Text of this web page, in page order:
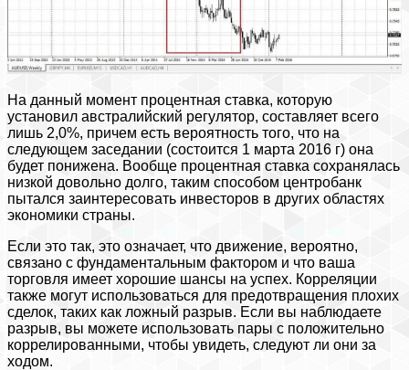
На данный момент процентная ставка, которую
установил австралийский регулятор, составляет всего
лишь 2,0%, причем есть вероятность того, что на
следующем заседании (состоится 1 марта 2016 г) она
будет понижена. Вообще процентная ставка сохранялась
низкой довольно долго, таким способом центробанк
пытался заинтересовать инвесторов в других областях
экономики страны.
Если это так, это означает, что движение, вероятно,
связано с фундаментальным фактором и что ваша
торговля имеет хорошие шансы на успех. Корреляции
также могут использоваться для предотвращения плохих
сделок, таких как ложный разрыв. Если вы наблюдаете
разрыв, вы можете использовать пары с положительно
коррелированными, чтобы увидеть, следуют ли они за
ходом.